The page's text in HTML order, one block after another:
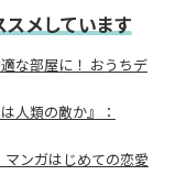
メしています
な部屋に！ おうちデ
人類の敵か』：
ンガはじめての恋愛